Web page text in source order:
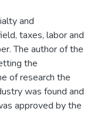
and
taxes, labor and
The author of the
the
of research the
was found and
approved by the